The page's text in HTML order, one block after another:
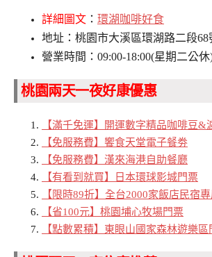
詳細圖文 ： 環湖咖啡好食
地址：桃園市大溪區環湖路二段68
營業時間：09:00-18:00(星期二公休
桃園兩天一夜好康優惠
【滿千免運】開運數字精品咖啡豆&
【免服務費】饗食天堂電子餐劵
【免服務費】漢來海港自助餐廳
【有看到就買】日本環球影城門票
【限時89折】全台2000家飯店民宿
【省100元】桃園埔心牧場門票
【點數累積】東眼山國家森林遊樂區